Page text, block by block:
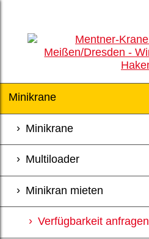
Minikrane
Minikrane
Multiloader
Minikran mieten
Verfügbarkeit anfragen